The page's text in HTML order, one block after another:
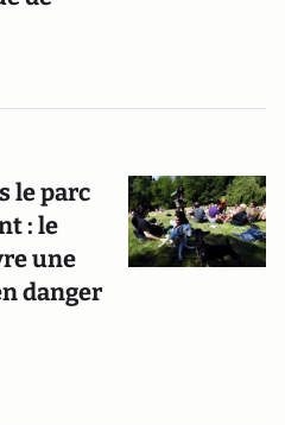
le parc
: le
une
danger